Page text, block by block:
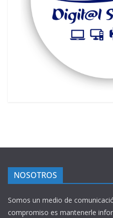
NOSOTROS
Somos un medio de
compromiso es mantenerle